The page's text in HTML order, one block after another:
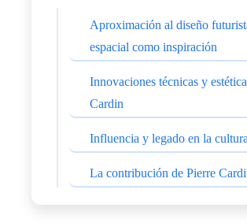
Aproximación al diseño
espacial como inspiración
Innovaciones técnicas y
Cardin
Influencia y legado en la
La contribución de Pierre